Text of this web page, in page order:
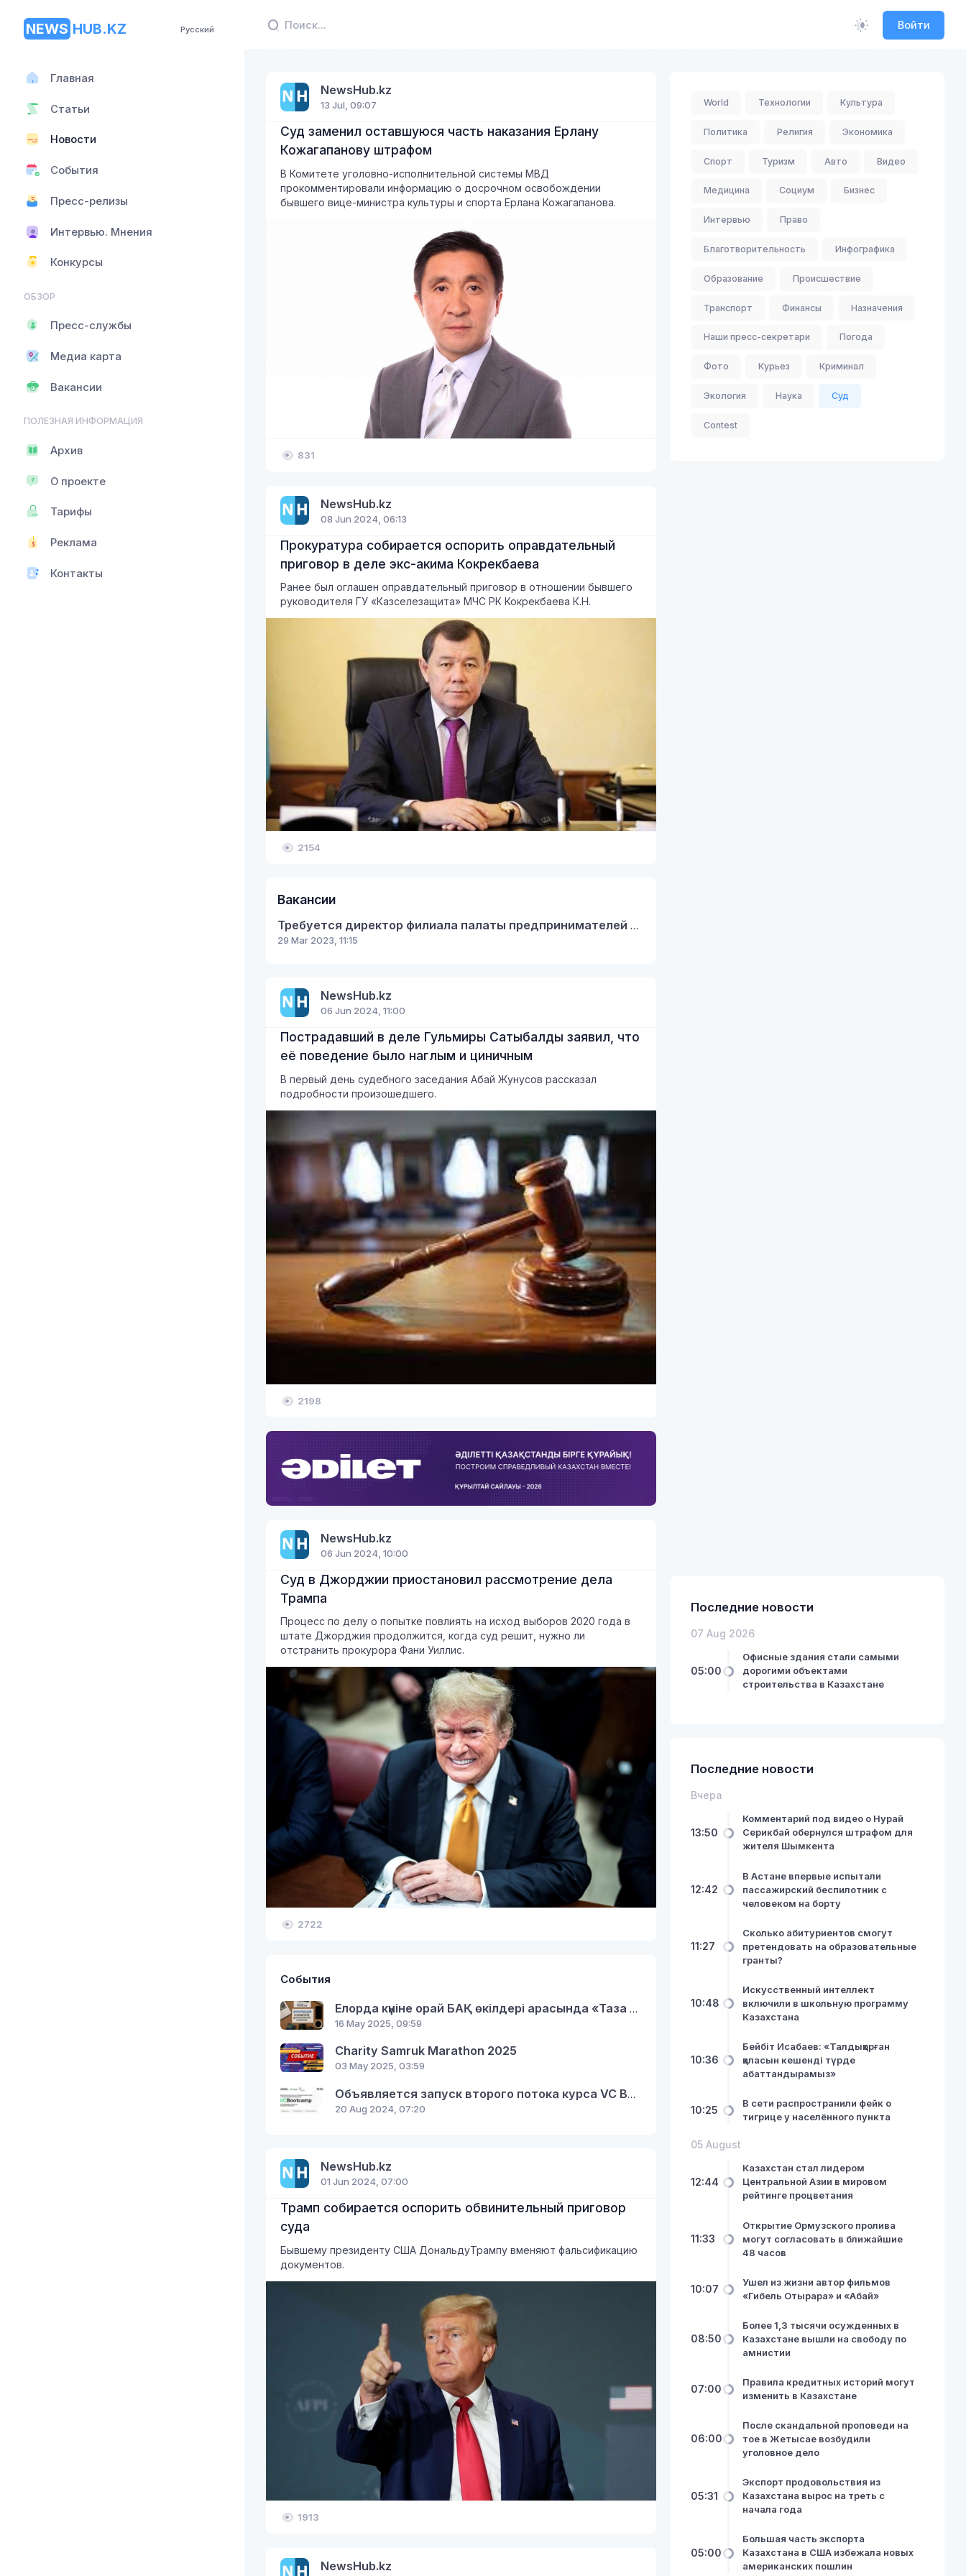
Войти
NEWS HUB.KZ Русский
Главная
Статьи
Новости
События
Пресс-релизы
Интервью. Мнения
Конкурсы
ОБЗОР
Пресс-службы
Медиа карта
Вакансии
ПОЛЕЗНАЯ ИНФОРМАЦИЯ
Архив
О проекте
Тарифы
Реклама
Контакты
NewsHub.kz
13 Jul, 09:07
Суд заменил оставшуюся часть наказания Ерлану
Кожагапанову штрафом
В Комитете уголовно-исполнительной системы МВД
прокомментировали информацию о досрочном освобождении
бывшего вице-министра культуры и спорта Ерлана Кожагапанова.
831
NewsHub.kz
08 Jun 2024, 06:13
Прокуратура собирается оспорить оправдательный
приговор в деле экс-акима Кокрекбаева
Ранее был оглашен оправдательный приговор в отношении бывшего
руководителя ГУ «Казселезащита» МЧС РК Кокрекбаева К.Н.
2154
Вакансии
Требуется директор филиала палаты предпринимателей Кербулакского района
29 Mar 2023, 11:15
NewsHub.kz
06 Jun 2024, 11:00
Пострадавший в деле Гульмиры Сатыбалды заявил, что
её поведение было наглым и циничным
В первый день судебного заседания Абай Жунусов рассказал
подробности произошедшего.
2198
NewsHub.kz
06 Jun 2024, 10:00
Суд в Джорджии приостановил рассмотрение дела
Трампа
Процесс по делу о попытке повлиять на исход выборов 2020 года в
штате Джорджия продолжится, когда суд решит, нужно ли
отстранить прокурора Фани Уиллис.
2722
События
Елорда күніне орай БАҚ өкілдері арасында «Таза Қазақстан-Таза Астана» байқау жарияланды
16 May 2025, 09:59
Charity Samruk Marathon 2025
03 May 2025, 03:59
Объявляется запуск второго потока курса VC Bootcamp по венчурным инвестициям от экспертов Кремниевой Долины
20 Aug 2024, 07:20
NewsHub.kz
01 Jun 2024, 07:00
Трамп собирается оспорить обвинительный приговор
суда
Бывшему президенту США ДональдуТрампу вменяют фальсификацию
документов.
1913
NewsHub.kz
World Технологии Культура
Политика Религия Экономика
Спорт Туризм Авто Видео
Медицина Социум Бизнес
Интервью Право
Благотворительность Инфографика
Образование Происшествие
Транспорт Финансы Назначения
Наши пресс-секретари Погода
Фото Курьез Криминал
Экология Наука Суд
Contest
Последние новости
07 Aug 2026
05:00
Офисные здания стали самыми
дорогими объектами
строительства в Казахстане
Последние новости
Вчера
13:50
Комментарий под видео о Нурай
Серикбай обернулся штрафом для
жителя Шымкента
12:42
В Астане впервые испытали
пассажирский беспилотник с
человеком на борту
11:27
Сколько абитуриентов смогут
претендовать на образовательные
гранты?
10:48
Искусственный интеллект
включили в школьную программу
Казахстана
10:36
Бейбіт Исабаев: «Талдықорған
қаласын кешенді түрде
абаттандырамыз»
10:25
В сети распространили фейк о
тигрице у населённого пункта
05 August
12:44
Казахстан стал лидером
Центральной Азии в мировом
рейтинге процветания
11:33
Открытие Ормузского пролива
могут согласовать в ближайшие
48 часов
10:07
Ушел из жизни автор фильмов
«Гибель Отырара» и «Абай»
08:50
Более 1,3 тысячи осужденных в
Казахстане вышли на свободу по
амнистии
07:00
Правила кредитных историй могут
изменить в Казахстане
06:00
После скандальной проповеди на
тое в Жетысае возбудили
уголовное дело
05:31
Экспорт продовольствия из
Казахстана вырос на треть с
начала года
05:00
Большая часть экспорта
Казахстана в США избежала новых
американских пошлин